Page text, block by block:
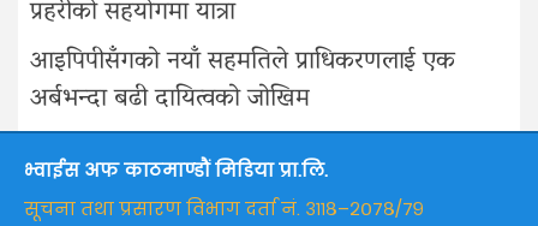
प्रहरीको सहयोगमा यात्रा
आइपिपीसँगको नयाँ सहमतिले प्राधिकरणलाई एक
अर्बभन्दा बढी दायित्वको जोखिम
भ्वाईस अफ काठमाण्डौं मिडिया प्रा.लि.
सूचना तथा प्रसारण विभाग दर्ता नं. ३११८–२०७८/७९